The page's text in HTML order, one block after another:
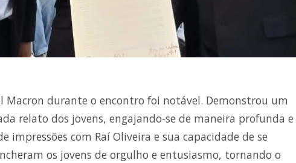
Macron durante o encontro foi notável. Demonstrou um
relato dos jovens, engajando-se de maneira profunda e
impressões com Raí Oliveira e sua capacidade de se
os jovens de orgulho e entusiasmo, tornando o